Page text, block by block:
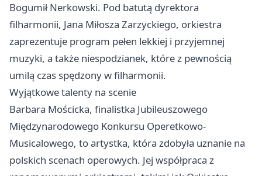
Bogumił Nerkowski. Pod batutą dyrektora
filharmonii, Jana Miłosza Zarzyckiego, orkiestra
zaprezentuje program pełen lekkiej i przyjemnej
muzyki, a także niespodzianek, które z pewnością
umilą czas spędzony w filharmonii.
Wyjątkowe talenty na scenie
Barbara Mościcka, finalistka Jubileuszowego
Międzynarodowego Konkursu Operetkowo-
Musicalowego, to artystka, która zdobyła uznanie na
polskich scenach operowych. Jej współpraca z